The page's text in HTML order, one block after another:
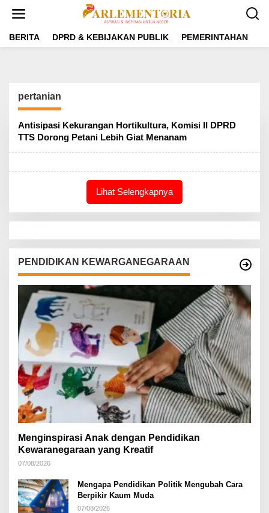
t
BERITA DPRD & KEBIJAKAN PUBLIK PEMERINTAHAN
pertanian
Antisipasi Kekurangan Hortikultura, Komisi II DPRD
TTS Dorong Petani Lebih Giat Menanam
Lihat Selengkapnya
PENDIDIKAN KEWARGANEGARAAN
Menginspirasi Anak dengan Pendidikan
Kewaranegaraan yang Kreatif
07/08/2026
Mengapa Pendidikan Politik Mengubah Cara
Berpikir Kaum Muda
07/08/2026